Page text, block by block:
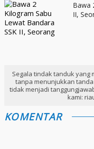
Bawa
II,
Segala tindak tanduk
tanpa menunjukkan
tidak menjadi
kami:
KOMENTAR